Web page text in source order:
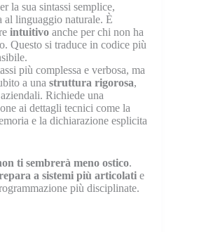
la sua sintassi semplice,
al linguaggio naturale. È
intuitivo anche per chi non ha
Questo si traduce in codice più
più complessa e verbosa, ma
a una struttura rigorosa,
Richiede una
ai dettagli tecnici come la
e la dichiarazione esplicita
ti sembrerà meno ostico.
a sistemi più articolati e
più disciplinate.